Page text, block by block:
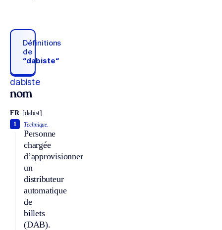
Définitions
de
“dabiste“
dabiste
nom
FR [dabist]
Technique.
Personne
chargée
d’approvisionner
un
distributeur
automatique
de
billets
(DAB).
1